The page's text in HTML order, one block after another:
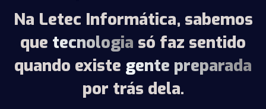
Na Letec Informática, sabemos
que tecnologia só faz sentido
quando existe gente preparada
por trás dela.